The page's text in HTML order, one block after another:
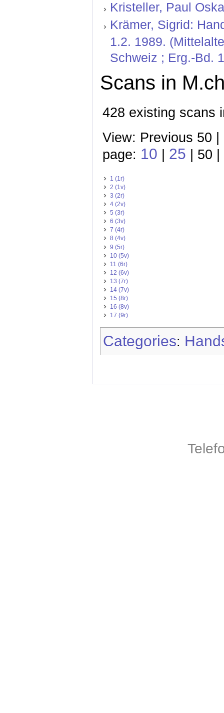
Kristeller, Paul
Krämer, Sigrid:
1.2. 1989.
Schweiz ; Erg.-Bd.
Scans in
428 existing scans
View: Previous 50 |
page: 10 25 | 50 |
1 (1r)
2 (1v)
3 (2r)
4 (2v)
5 (3r)
6 (3v)
7 (4r)
8 (4v)
9 (5r)
10 (5v)
11 (6r)
12 (6v)
13 (7r)
14 (7v)
15 (8r)
16 (8v)
17 (9r)
Categories: